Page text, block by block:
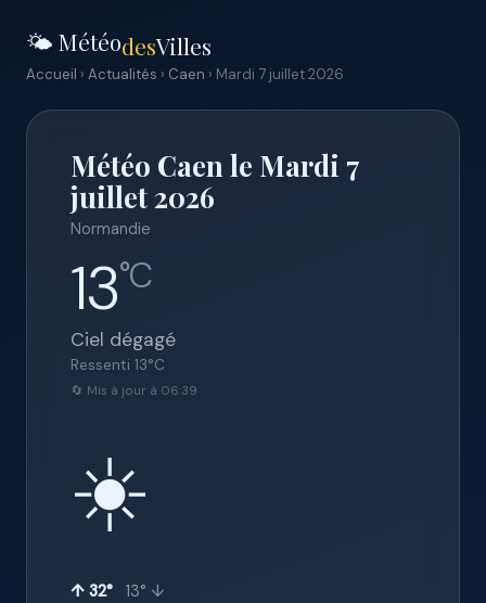
🌤️ MétéodesVilles
Accueil › Actualités › Caen › Mardi 7 juillet 2026
Météo Caen le Mardi 7
juillet 2026
Normandie
13°C
Ciel dégagé
Ressenti 13°C
🔄 Mis à jour à 06:39
☀️
↑ 32° 13° ↓